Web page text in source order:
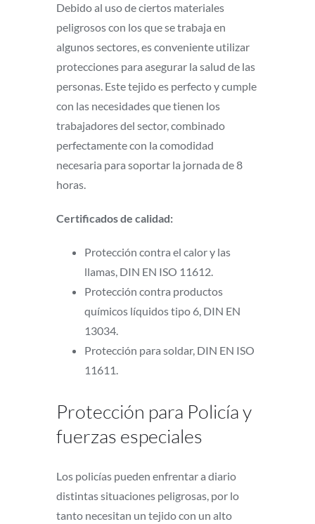
Debido al uso de ciertos materiales
peligrosos con los que se trabaja en
algunos sectores, es conveniente utilizar
protecciones para asegurar la salud de las
personas. Este tejido es perfecto y cumple
con las necesidades que tienen los
trabajadores del sector, combinado
perfectamente con la comodidad
necesaria para soportar la jornada de 8
horas.
Certificados de calidad:
Protección contra el calor y las
llamas, DIN EN ISO 11612.
Protección contra productos
químicos líquidos tipo 6, DIN EN
13034.
Protección para soldar, DIN EN ISO
11611.
Protección para Policía y
fuerzas especiales
Los policías pueden enfrentar a diario
distintas situaciones peligrosas, por lo
tanto necesitan un tejido con un alto